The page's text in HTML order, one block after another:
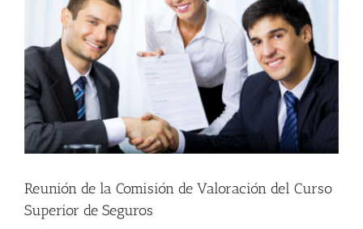
Reunión de la Comisión de Valoración del Curso
Superior de Seguros